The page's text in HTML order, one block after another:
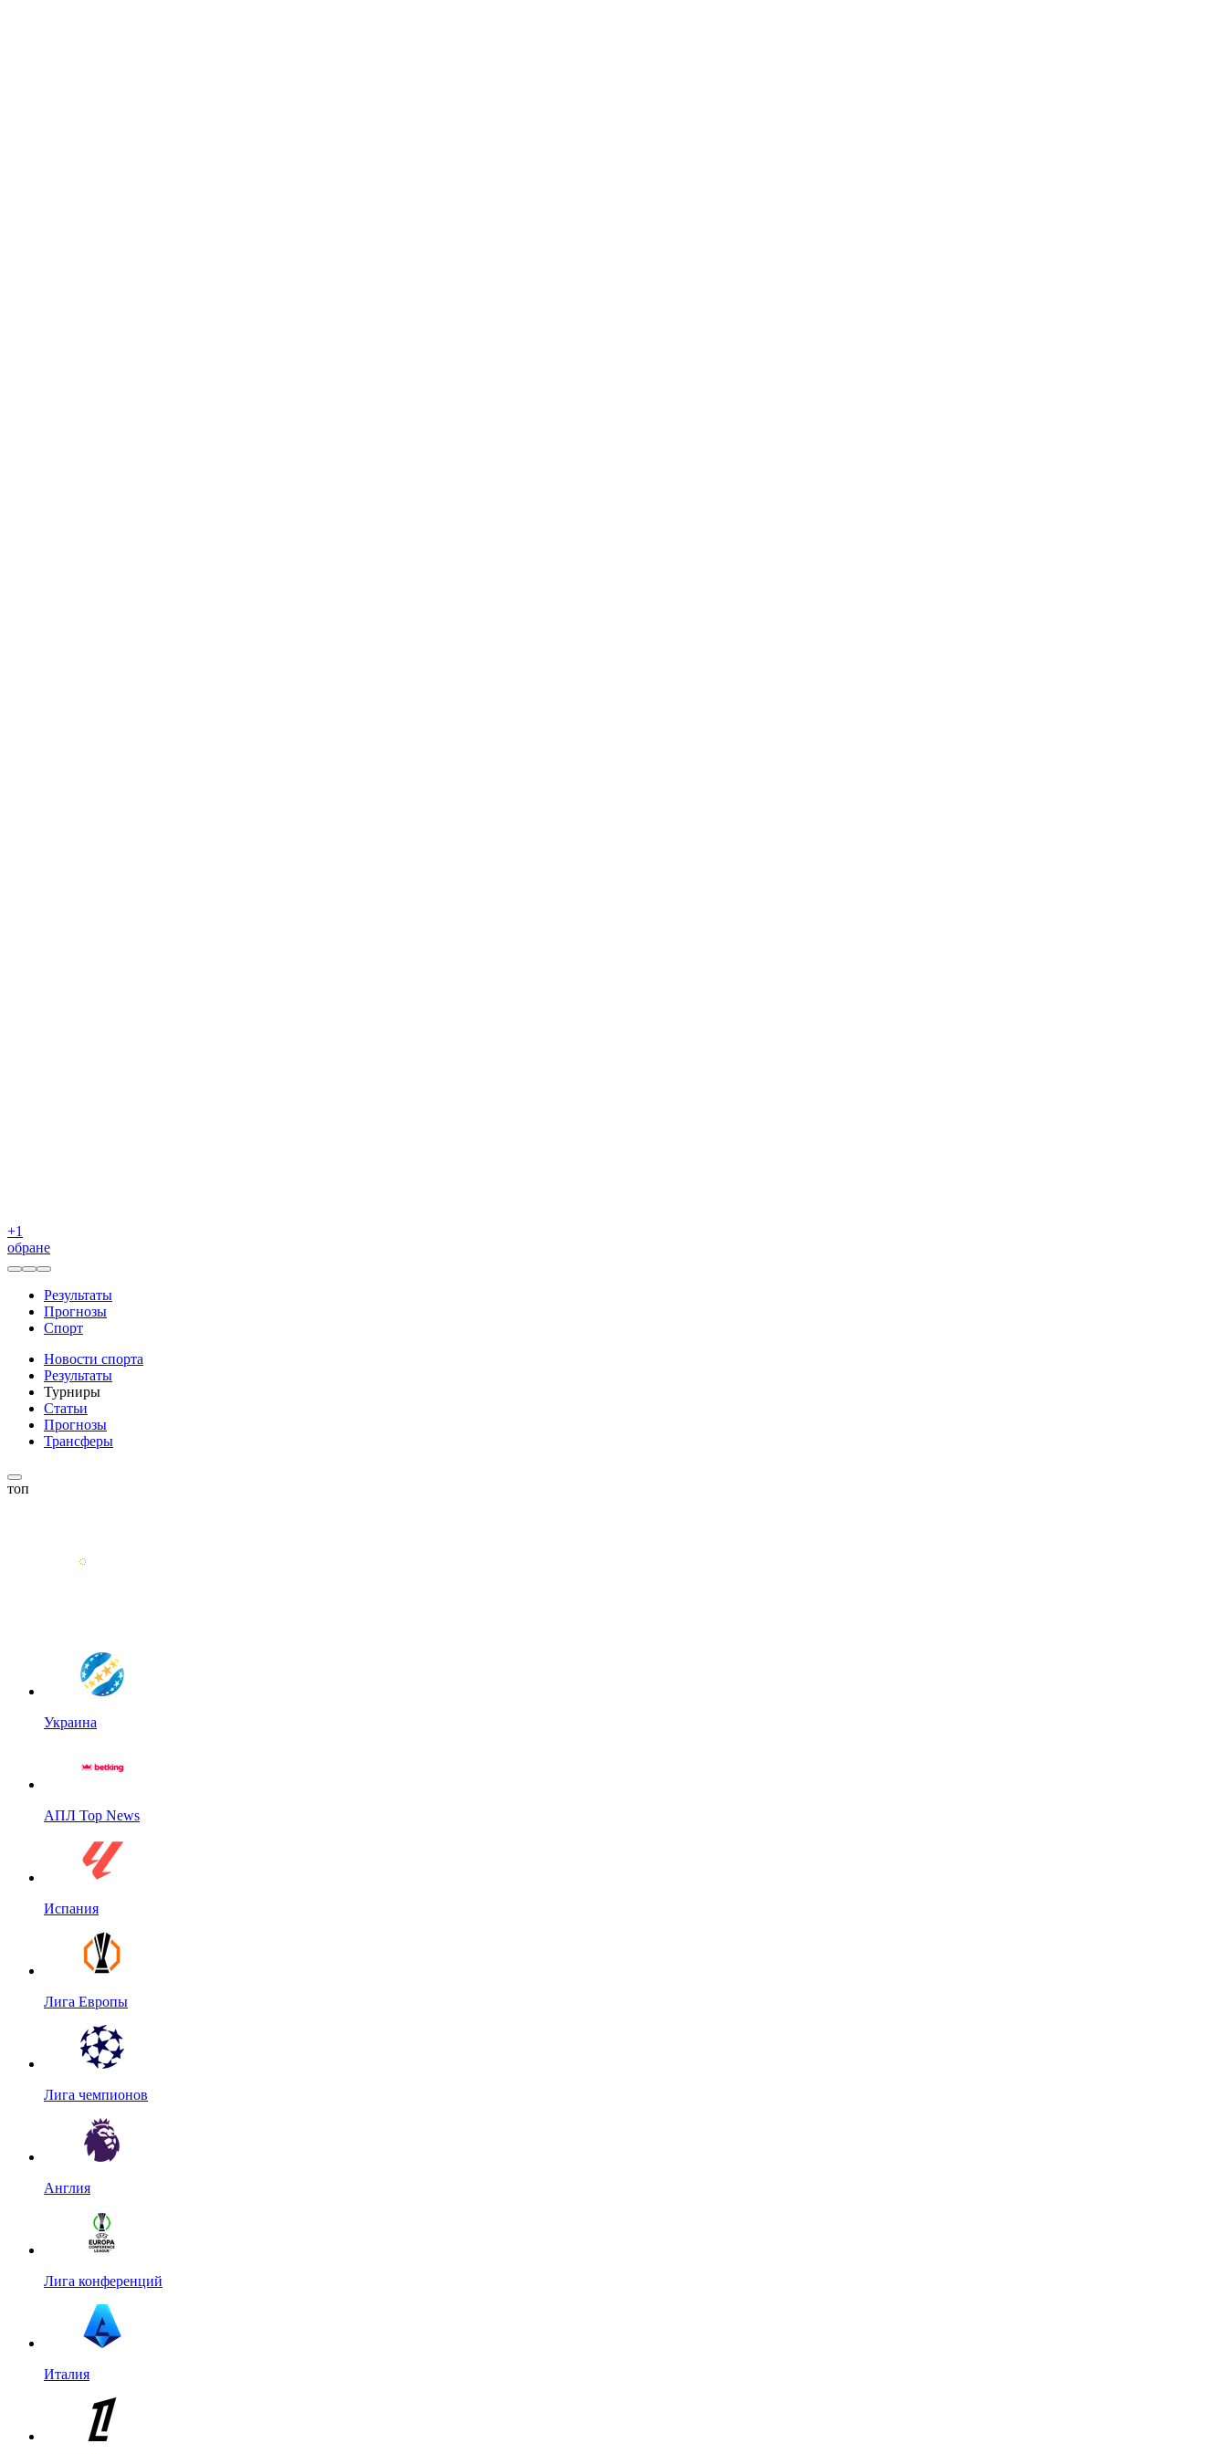
+1
обране
Результаты
Прогнозы
Спорт
Новости спорта
Результаты
Турниры
Статьи
Прогнозы
Трансферы
топ
Украина
АПЛ Top News
Испания
Лига Европы
Лига чемпионов
Англия
Лига конференций
Италия